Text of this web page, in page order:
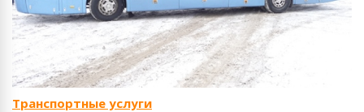
Транспортные услуги